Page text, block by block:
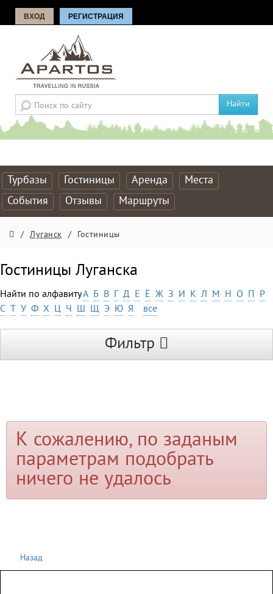
ВХОД РЕГИСТРАЦИЯ
Найти
Турбазы Гостиницы Аренда
Места
События
Отзывы Маршруты
/ Луганск / Гостиницы
Гостиницы Луганска
Найти по алфавитуА Б В Г Д Е Ё Ж З И К Л М Н О П Р
С Т У Ф Х Ц Ч Ш Щ Э Ю Я все
Фильтр
К сожалению, по заданым
параметрам подобрать
ничего не удалось
Назад